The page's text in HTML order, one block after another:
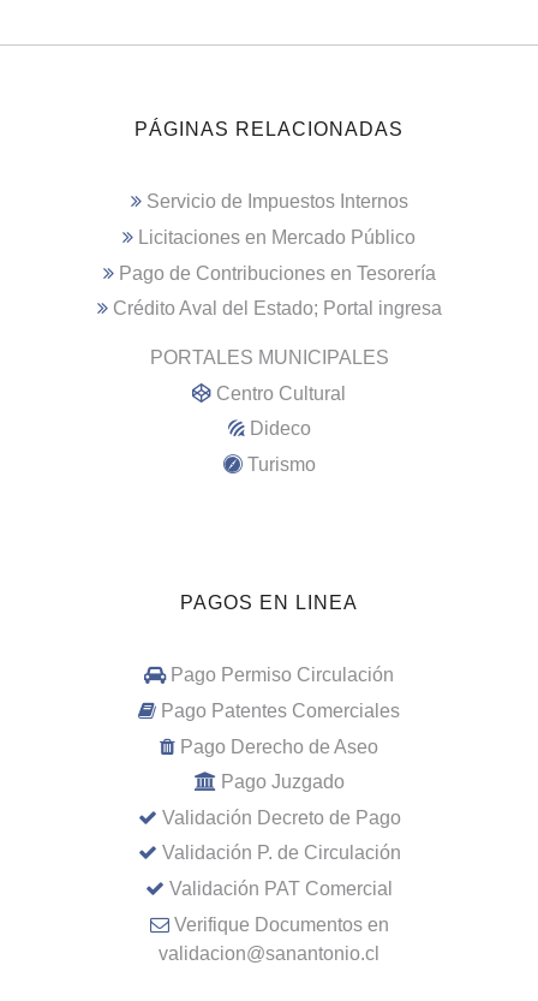
PÁGINAS RELACIONADAS
Servicio de Impuestos Internos
Licitaciones en Mercado Público
Pago de Contribuciones en Tesorería
Crédito Aval del Estado; Portal ingresa
PORTALES MUNICIPALES
Centro Cultural
Dideco
Turismo
PAGOS EN LINEA
Pago Permiso Circulación
Pago Patentes Comerciales
Pago Derecho de Aseo
Pago Juzgado
Validación Decreto de Pago
Validación P. de Circulación
Validación PAT Comercial
Verifique Documentos en
validacion@sanantonio.cl